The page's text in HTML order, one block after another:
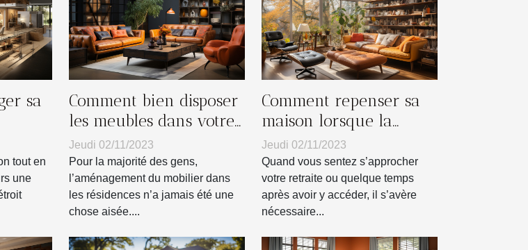
sa
tout en
une
Comment bien disposer
les meubles dans votre
salon ?
Jeudi 02/11/2023
Pour la majorité des gens,
l’aménagement du mobilier dans
les résidences n’a jamais été une
chose aisée....
Comment repenser sa
maison lorsque la
vieillesse approche ?
Jeudi 02/11/2023
Quand vous sentez s’approcher
votre retraite ou quelque temps
après avoir y accéder, il s’avère
nécessaire...